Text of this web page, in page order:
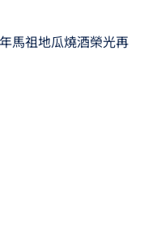
馬祖地瓜燒酒榮光再